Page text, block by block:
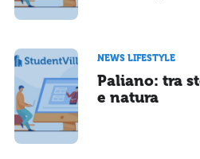
NEWS LIFESTYLE
Paliano: tra
e natura